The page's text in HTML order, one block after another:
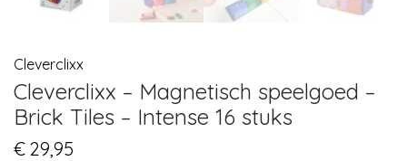
Cleverclixx
Cleverclixx – Magnetisch speelgoed –
Brick Tiles – Intense 16 stuks
€ 29,95